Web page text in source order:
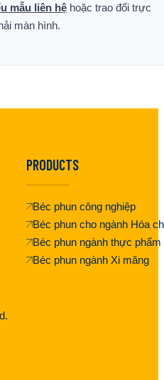
mẫu liên hệ hoặc trao đổi trực
màn hình.
PRODUCTS
Béc phun công nghiệp
Béc phun cho ngành Hóa
Béc phun ngành thực phẩm
Béc phun ngành Xi măng